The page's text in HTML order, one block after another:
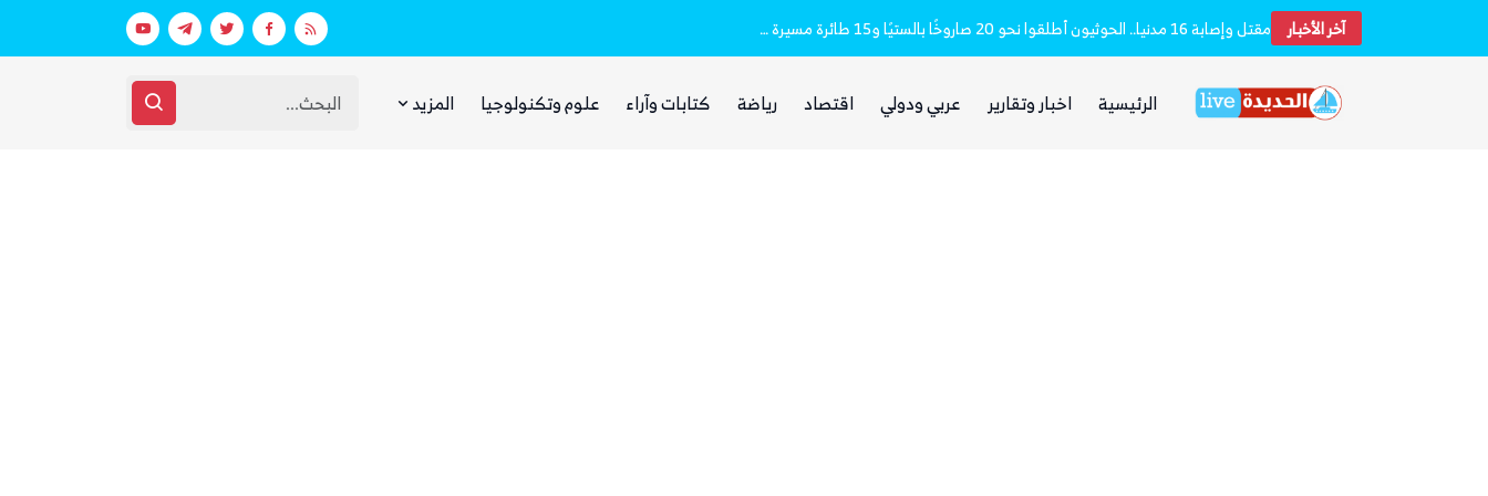
آخر الأخباربعد يومين من الانفجار.. الحوثيون ينتشلون جثث 26 من عناصر «القوة الصاروخية» في نفق بين الحيمة ومناخة مقتل وإصابة 16 مدنيا.. الحوثيون أطلقوا نحو 20 صاروخًا بالستيًا و15 طائرة مسيرة على مأرب
الرئيسية اخبار وتقارير عربي ودولي اقتصاد رياضة كتابات وآراء علوم وتكنولوجيا المزيد